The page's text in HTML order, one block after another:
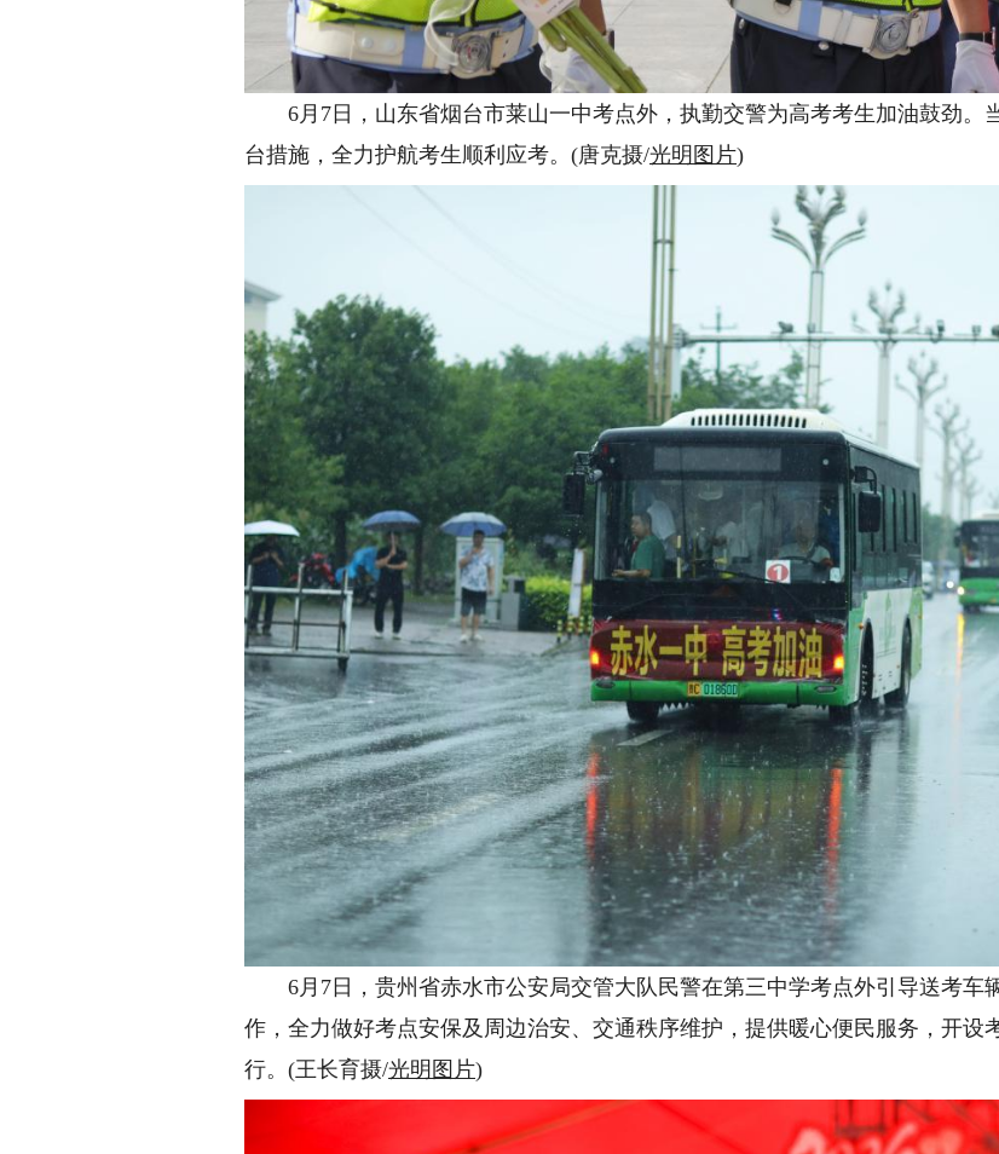
6月7日，山东省烟台市莱山一中考点外，执勤交警为高考考生加油鼓劲。
台措施，全力护航考生顺利应考。(唐克摄/光明图片)
6月7日，贵州省赤水市公安局交管大队民警在第三中学考点外引导送考车
作，全力做好考点安保及周边治安、交通秩序维护，提供暖心便民服务，开设
行。(王长育摄/光明图片)